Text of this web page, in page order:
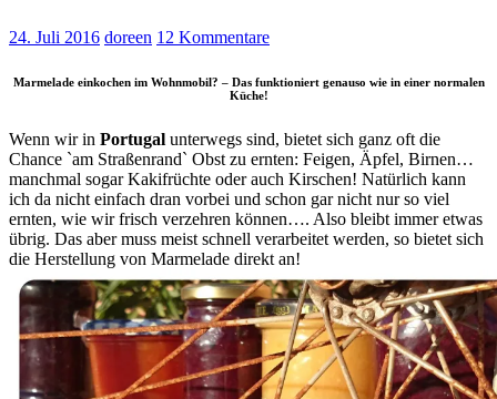
24. Juli 2016 doreen 12 Kommentare
Marmelade einkochen im Wohnmobil? – Das funktioniert genauso wie in einer normalen
Küche!
Wenn wir in Portugal unterwegs sind, bietet sich ganz oft die
Chance ˋam Straßenrandˋ Obst zu ernten: Feigen, Äpfel, Birnen…
manchmal sogar Kakifrüchte oder auch Kirschen! Natürlich kann
ich da nicht einfach dran vorbei und schon gar nicht nur so viel
ernten, wie wir frisch verzehren können…. Also bleibt immer etwas
übrig. Das aber muss meist schnell verarbeitet werden, so bietet sich
die Herstellung von Marmelade direkt an!